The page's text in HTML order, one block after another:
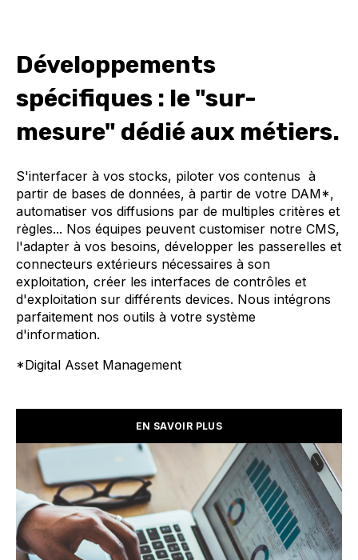
Développements
spécifiques : le "sur-
mesure" dédié aux métiers.
S'interfacer à vos stocks, piloter vos contenus à
partir de bases de données, à partir de votre DAM*,
automatiser vos diffusions par de multiples critères et
règles... Nos équipes peuvent customiser notre CMS,
l'adapter à vos besoins, développer les passerelles et
connecteurs extérieurs nécessaires à son
exploitation, créer les interfaces de contrôles et
d'exploitation sur différents devices. Nous intégrons
parfaitement nos outils à votre système
d'information.
*Digital Asset Management
EN SAVOIR PLUS